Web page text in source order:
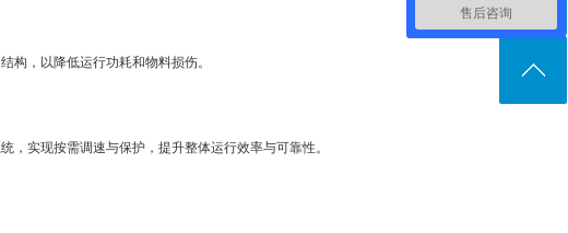
构，以降低运行功耗和物料损伤。
，实现按需调速与保护，提升整体运行效率与可靠性。
售后咨询